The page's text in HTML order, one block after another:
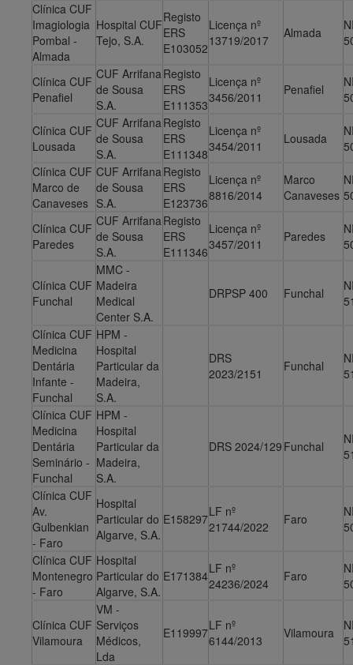
Clínica CUF
Imagiologia
Pombal -
Almada
Hospital CUF
Tejo, S.A.
Registo
ERS
E103052
Licença nº
13719/2017
Almada
Clínica CUF
Penafiel
CUF Arrifana
de Sousa
S.A.
Registo
ERS
E111353
Licença nº
3456/2011
Penafiel
Clínica CUF
Lousada
CUF Arrifana
de Sousa
S.A.
Registo
ERS
E111348
Licença nº
3454/2011
Lousada
Clínica CUF
Marco de
Canaveses
CUF Arrifana
de Sousa
S.A.
Registo
ERS
E123736
Licença nº
8816/2014
Marco
Canaveses
Clínica CUF
Paredes
CUF Arrifana
de Sousa
S.A.
Registo
ERS
E111346
Licença nº
3457/2011
Paredes
Clínica CUF
Funchal
MMC -
Madeira
Medical
Center S.A.
DRPSP 400 Funchal
Clínica CUF
Medicina
Dentária
Infante -
Funchal
HPM -
Hospital
Particular da
Madeira,
S.A.
DRS
2023/2151
Funchal
Clínica CUF
Medicina
Dentária
Seminário -
Funchal
HPM -
Hospital
Particular da
Madeira,
S.A.
DRS 2024/129 Funchal
Clínica CUF
Av.
Gulbenkian
- Faro
Hospital
Particular do
Algarve, S.A.
E158297LF nº
21744/2022
Faro
Clínica CUF
Montenegro
- Faro
Hospital
Particular do
Algarve, S.A.
E171384LF nº
24236/2024
Faro
Clínica CUF
Vilamoura
VM -
Serviços
Médicos,
Lda
E119997LF nº
6144/2013
Vilamoura